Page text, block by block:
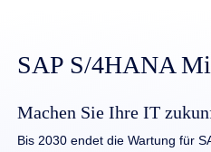
SAP S/4HANA
Machen Sie Ihre IT
Bis 2030 endet die Wartung für